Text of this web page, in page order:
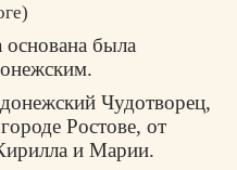
основана была
Чудотворец,
Ростове, от
и Марии.